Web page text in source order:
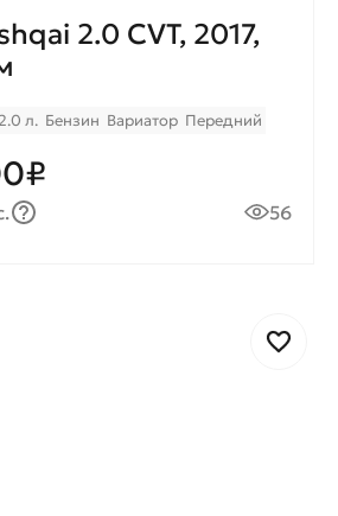
2.0 CVT, 2017,
2.0 л. Бензин Вариатор Передний
56